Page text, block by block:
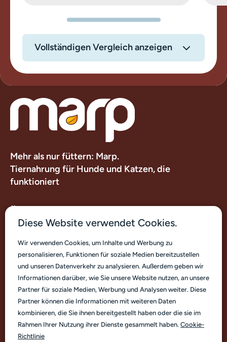
Vollständigen Vergleich anzeigen
Mehr als nur füttern: Marp.
Tiernahrung für Hunde und Katzen, die
funktioniert
Kontakt
Deutsch
Diese Website verwendet Cookies.
Wir verwenden Cookies, um Inhalte und Werbung zu
personalisieren, Funktionen für soziale Medien bereitzustellen
und unseren Datenverkehr zu analysieren. Außerdem geben wir
Informationen darüber, wie Sie unsere Website nutzen, an unsere
Partner für soziale Medien, Werbung und Analysen weiter. Diese
Partner können die Informationen mit weiteren Daten
kombinieren, die Sie ihnen bereitgestellt haben oder die sie im
Rahmen Ihrer Nutzung ihrer Dienste gesammelt haben. Cookie-
Richtlinie